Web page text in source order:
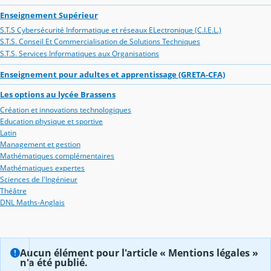
Enseignement Supérieur
S.T.S Cybersécurité Informatique et réseaux ELectronique (C.I.E.L.)
S.T.S. Conseil Et Commercialisation de Solutions Techniques
S.T.S. Services Informatiques aux Organisations
Enseignement pour adultes et apprentissage (GRETA-CFA)
Les options au lycée Brassens
Création et innovations technologiques
Education physique et sportive
Latin
Management et gestion
Mathématiques complémentaires
Mathématiques expertes
Sciences de l'Ingénieur
Théâtre
DNL Maths-Anglais
Aucun élément pour l'article « Mentions légales »
n'a été publié.